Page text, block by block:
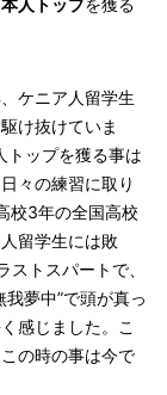
ケニア人留学生
け抜けていま
ップを獲る事は
々の練習に取り
校3年の全国高校
留学生には敗
トスパートで、
夢中”で頭が真っ
感じました。こ
の時の事は今で